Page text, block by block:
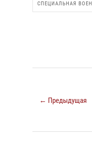
СПЕЦИАЛЬНАЯ
← Предыдущая